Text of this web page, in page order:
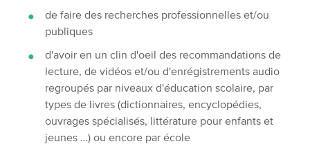
de faire des recherches professionnelles et/ou
publiques
d'avoir en un clin d'oeil des recommandations de
lecture, de vidéos et/ou d'enrégistrements audio
regroupés par niveaux d'éducation scolaire, par
types de livres (dictionnaires, encyclopédies,
ouvrages spécialisés, littérature pour enfants et
jeunes …) ou encore par école